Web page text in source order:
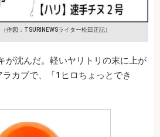
（作図：TSURINEWSライター松田正記）
が沈んだ。軽いヤリトリの末に上が
カブで、「1ヒロちょっとでき